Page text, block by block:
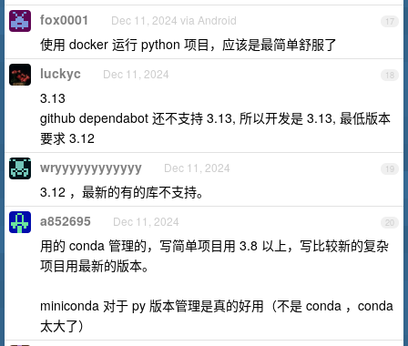
17
fox0001 Dec 11, 2024 via Android
使用 docker 运行 python 项目，应该是最简单舒服了
18
luckyc Dec 11, 2024
3.13
github dependabot 还不支持 3.13, 所以开发是 3.13, 最低版本
要求 3.12
19
wryyyyyyyyyyyy Dec 11, 2024
3.12 ，最新的有的库不支持。
20
a852695 Dec 11, 2024
用的 conda 管理的，写简单项目用 3.8 以上，写比较新的复杂
项目用最新的版本。
miniconda 对于 py 版本管理是真的好用（不是 conda ，conda
太大了）